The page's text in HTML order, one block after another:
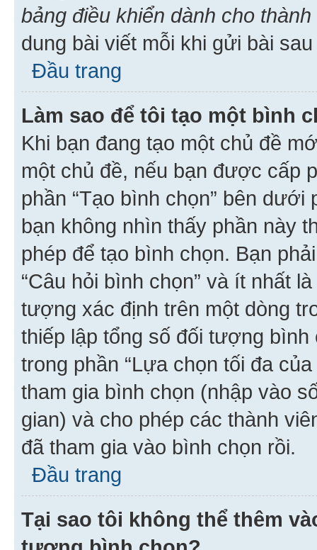
bảng điều khiển dành cho
dung bài viết mỗi khi gửi bài sau
Đầu trang
Làm sao để tôi tạo một bình
Khi bạn đang tạo một chủ đề
một chủ đề, nếu bạn được cấp
phần “Tạo bình chọn” bên
bạn không nhìn thấy phần này
phép để tạo bình chọn. Bạn
“Câu hỏi bình chọn” và ít nhất
tượng xác định trên một dòng
thiếp lập tổng số đối tượng
trong phần “Lựa chọn tối đa
tham gia bình chọn (nhập vào
gian) và cho phép các thành
đã tham gia vào bình chọn rồi.
Đầu trang
Tại sao tôi không thể thêm